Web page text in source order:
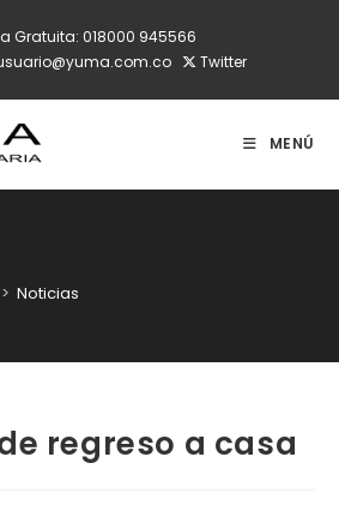
Gratuita: 018000 945566
Twitter
MENÚ
> Noticias
regreso a casa